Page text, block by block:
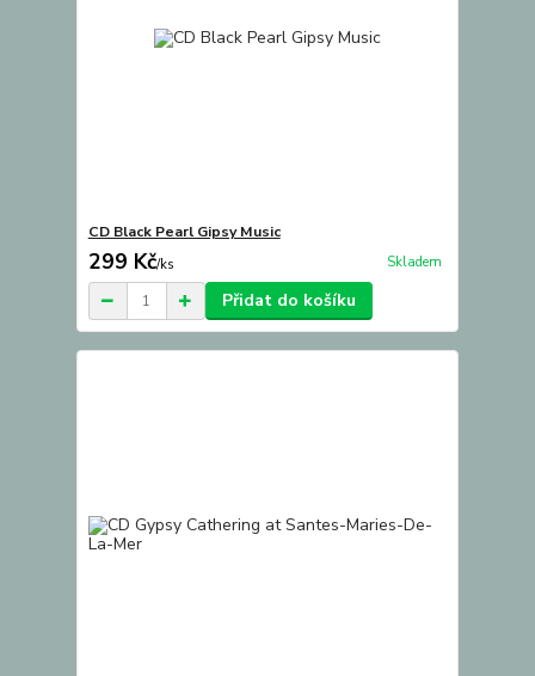
CD Black Pearl Gipsy Music
299 Kč/ks Skladem
Přidat do košíku